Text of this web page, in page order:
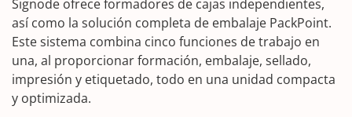
Signode ofrece formadores de cajas independientes,
así como la solución completa de embalaje PackPoint.
Este sistema combina cinco funciones de trabajo en
una, al proporcionar formación, embalaje, sellado,
impresión y etiquetado, todo en una unidad compacta
y optimizada.